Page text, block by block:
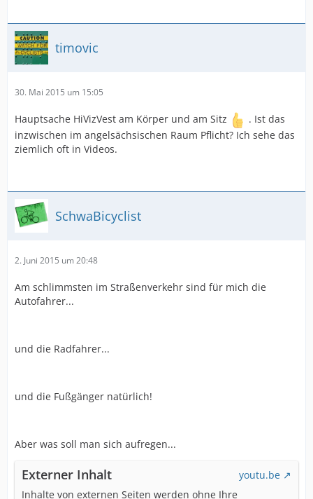
timovic
30. Mai 2015 um 15:05
Hauptsache HiVizVest am Körper und am Sitz
. Ist das
inzwischen im angelsächsischen Raum Pflicht? Ich sehe das
ziemlich oft in Videos.
SchwaBicyclist
2. Juni 2015 um 20:48
Am schlimmsten im Straßenverkehr sind für mich die
Autofahrer...
und die Radfahrer...
und die Fußgänger natürlich!
Aber was soll man sich aufregen...
Externer Inhalt
youtu.be
Inhalte von externen Seiten werden ohne Ihre